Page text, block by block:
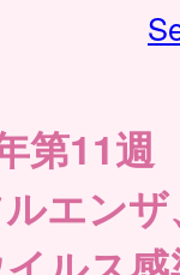
第11週
エン